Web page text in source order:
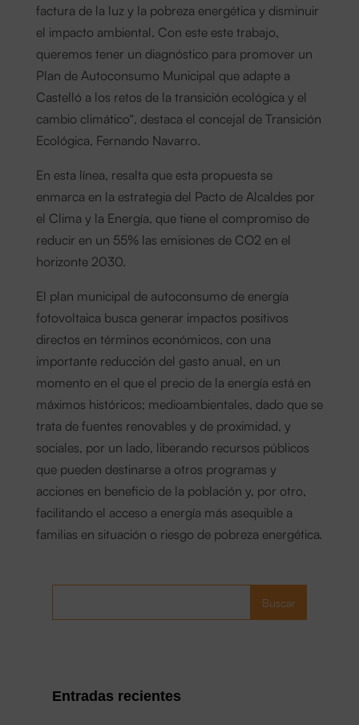
factura de la luz y la pobreza energética y disminuir
el impacto ambiental. Con este este trabajo,
queremos tener un diagnóstico para promover un
Plan de Autoconsumo Municipal que adapte a
Castelló a los retos de la transición ecológica y el
cambio climático”, destaca el concejal de Transición
Ecológica, Fernando Navarro.
En esta línea, resalta que esta propuesta se
enmarca en la estrategia del Pacto de Alcaldes por
el Clima y la Energía, que tiene el compromiso de
reducir en un 55% las emisiones de CO2 en el
horizonte 2030.
El plan municipal de autoconsumo de energía
fotovoltaica busca generar impactos positivos
directos en términos económicos, con una
importante reducción del gasto anual, en un
momento en el que el precio de la energía está en
máximos históricos; medioambientales, dado que se
trata de fuentes renovables y de proximidad, y
sociales, por un lado, liberando recursos públicos
que pueden destinarse a otros programas y
acciones en beneficio de la población y, por otro,
facilitando el acceso a energía más asequible a
familias en situación o riesgo de pobreza energética.
Buscar
Entradas recientes